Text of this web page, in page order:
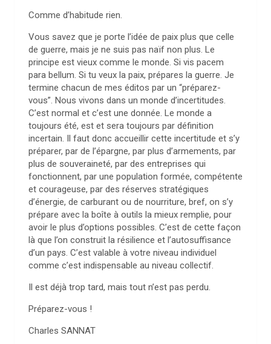
Comme d’habitude rien.
Vous savez que je porte l’idée de paix plus que celle
de guerre, mais je ne suis pas naïf non plus. Le
principe est vieux comme le monde. Si vis pacem
para bellum. Si tu veux la paix, prépares la guerre. Je
termine chacun de mes éditos par un “préparez-
vous”. Nous vivons dans un monde d’incertitudes.
C’est normal et c’est une donnée. Le monde a
toujours été, est et sera toujours par définition
incertain. Il faut donc accueillir cette incertitude et s’y
préparer, par de l’épargne, par plus d’armements, par
plus de souveraineté, par des entreprises qui
fonctionnent, par une population formée, compétente
et courageuse, par des réserves stratégiques
d’énergie, de carburant ou de nourriture, bref, on s’y
prépare avec la boîte à outils la mieux remplie, pour
avoir le plus d’options possibles. C’est de cette façon
là que l’on construit la résilience et l’autosuffisance
d’un pays. C’est valable à votre niveau individuel
comme c’est indispensable au niveau collectif.
Il est déjà trop tard, mais tout n’est pas perdu.
Préparez-vous !
Charles SANNAT